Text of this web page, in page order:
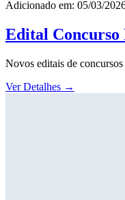
Adicionado em: 05/03/
Edital Concurso
Novos editais de
Ver Detalhes →